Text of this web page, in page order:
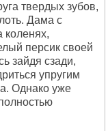
твердых зубов,
Дама с
коленях,
персик своей
зайдя сзади,
упругим
Однако уже